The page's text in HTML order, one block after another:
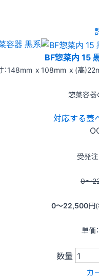
容器 黒系
BF惣菜内 15
：148mm x 108mm x (高
惣菜容器
対応する蓋
受発注
0〜
0〜22,500円
単価：
数量
カ